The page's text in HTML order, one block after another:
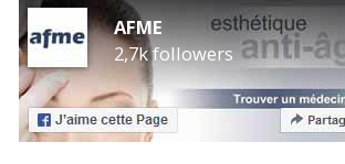
AFME
2,7k followers